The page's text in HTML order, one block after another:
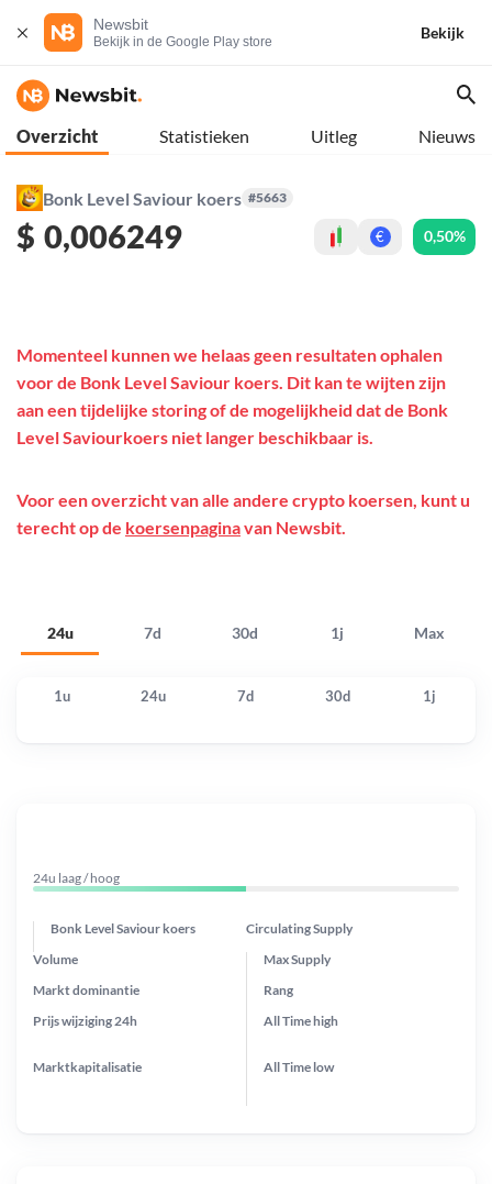
Newsbit
Bekijk in de Google Play store
Bekijk
Overzicht Statistieken Uitleg Nieuws
Bonk Level Saviour koers #5663
$ 0,006249 € 0,50%
24u 7d 30d 1j Max
Momenteel kunnen we helaas geen resultaten ophalen
voor de Bonk Level Saviour koers. Dit kan te wijten zijn
aan een tijdelijke storing of de mogelijkheid dat de Bonk
Level Saviourkoers niet langer beschikbaar is.
Voor een overzicht van alle andere crypto koersen, kunt u
terecht op de koersenpaginavan Newsbit.
1u 24u 7d 30d 1j
24u laag / hoog
Bonk Level Saviour koers Circulating Supply
Prijs wijziging 24h
Max Supply
Markt dominantie
Marktkapitalisatie
Volume
Rang
All Timehigh
All Time low